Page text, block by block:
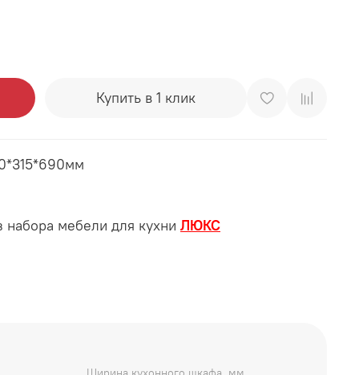
Купить в 1 клик
мебели для кухни ЛЮКС